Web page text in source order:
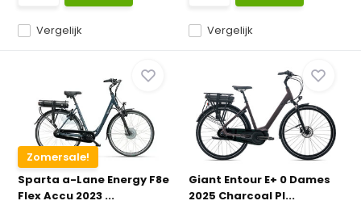
Vergelijk Vergelijk
Zomersale!
Sparta a-Lane Energy F8e
Flex Accu 2023 ...
Giant Entour E+ 0 Dames
2025 Charcoal Pl...